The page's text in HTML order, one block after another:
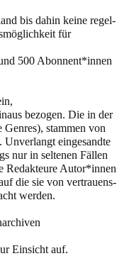
bis dahin keine regel-
für
500 Abonnent*innen
bezogen. Die in der
stammen von
Unverlangt eingesandte
nurin seltenenFällen
Redakteure Autor*innen
die sie von vertrauens-
werden.
archiven
Einsicht auf.